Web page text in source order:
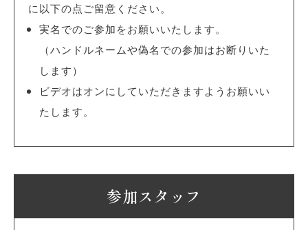
に以下の点ご留意ください。
実名でのご参加をお願いいたします。
（ハンドルネームや偽名での参加はお断りいた
します）
ビデオはオンにしていただきますようお願いい
たします。
参加スタッフ